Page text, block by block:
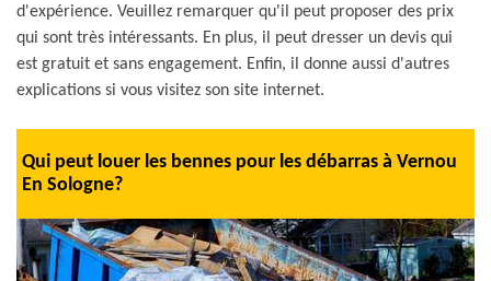
d'expérience. Veuillez remarquer qu'il peut proposer des prix
qui sont très intéressants. En plus, il peut dresser un devis qui
est gratuit et sans engagement. Enfin, il donne aussi d'autres
explications si vous visitez son site internet.
Qui peut louer les bennes pour les débarras à Vernou
En Sologne?